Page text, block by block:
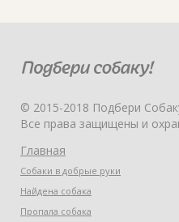
© 2015-2018 Подбери
Все права защищены и
Главная
Собаки в добрые руки
Найдена собака
Пропала собака